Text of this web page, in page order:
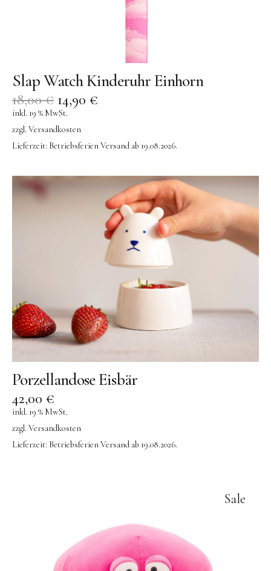
Slap Watch Kinderuhr Einhorn
18,00€ 14,90 €
inkl. 19 % MwSt.
zzgl. Versandkosten
Lieferzeit: Betriebsferien Versand ab 19.08.2026.
Porzellandose Eisbär
42,00 €
inkl. 19 % MwSt.
zzgl. Versandkosten
Lieferzeit: Betriebsferien Versand ab 19.08.2026.
Sale